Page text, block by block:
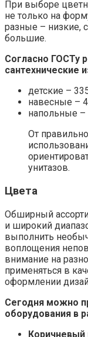
При выборе
не только на
разные – низкие,
большие.
Согласно ГОСТу
сантехнические
детские –
навесные –
напольные –
От
унитазов.
Цвета
Обширный
и широкий
выполнить
воплощения
внимание на
применяться в
оформлении
Сегодня можно
оборудования в
Коричневый